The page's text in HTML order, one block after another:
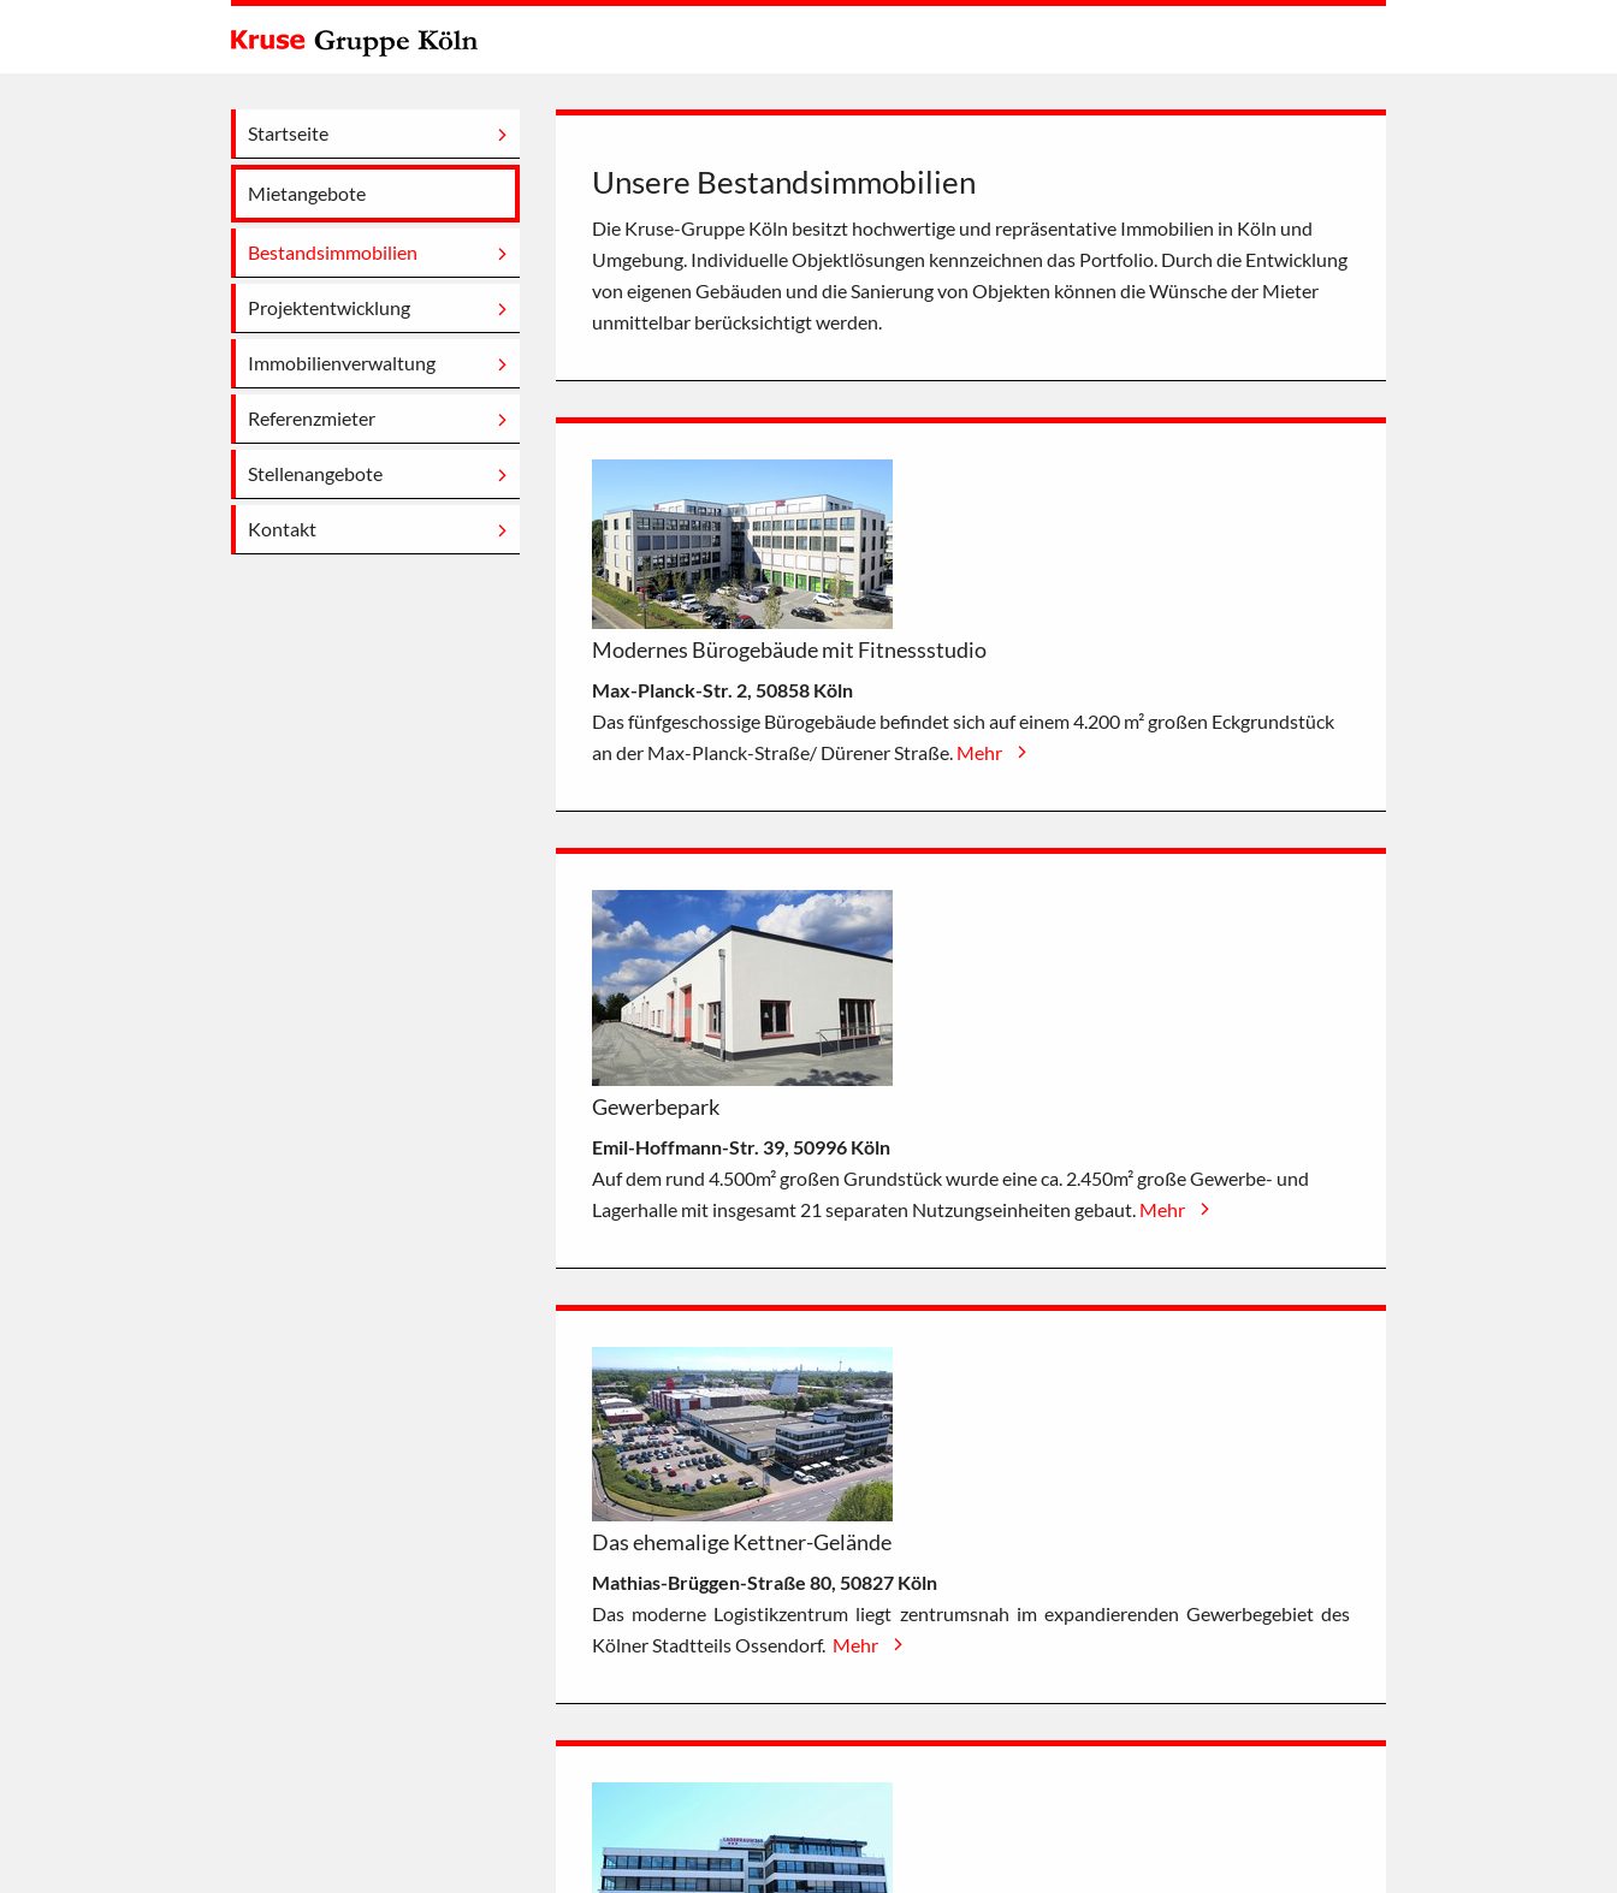
Startseite
Mietangebote
Bestandsimmobilien
Projektentwicklung
Immobilienverwaltung
Referenzmieter
Stellenangebote
Kontakt
Unsere Bestandsimmobilien
Die Kruse-Gruppe Köln besitzt hochwertige und repräsentative Immobilien in Köln und
Umgebung. Individuelle Objektlösungen kennzeichnen das Portfolio. Durch die Entwicklung
von eigenen Gebäuden und die Sanierung von Objekten können die Wünsche der Mieter
unmittelbar berücksichtigt werden.
Modernes Bürogebäude mit Fitnessstudio
Max-Planck-Str. 2, 50858 Köln
Das fünfgeschossige Bürogebäude befindet sich auf einem 4.200 m² großen Eckgrundstück
an der Max-Planck-Straße/ Dürener Straße. Mehr
Gewerbepark
Emil-Hoffmann-Str. 39, 50996 Köln
Auf dem rund 4.500m² großen Grundstück wurde eine ca. 2.450m² große Gewerbe- und
Lagerhalle mit insgesamt 21 separaten Nutzungseinheiten gebaut. Mehr
Das ehemalige Kettner-Gelände
Mathias-Brüggen-Straße 80, 50827 Köln
Das moderne Logistikzentrum liegt zentrumsnah im expandierenden Gewerbegebiet des
Kölner Stadtteils Ossendorf. Mehr